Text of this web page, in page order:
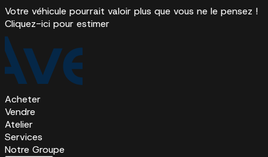
Votre véhicule pourrait valoir plus que vous ne le pensez !
Cliquez-ici pour estimer
Acheter
Vendre
Atelier
Services
Notre Groupe